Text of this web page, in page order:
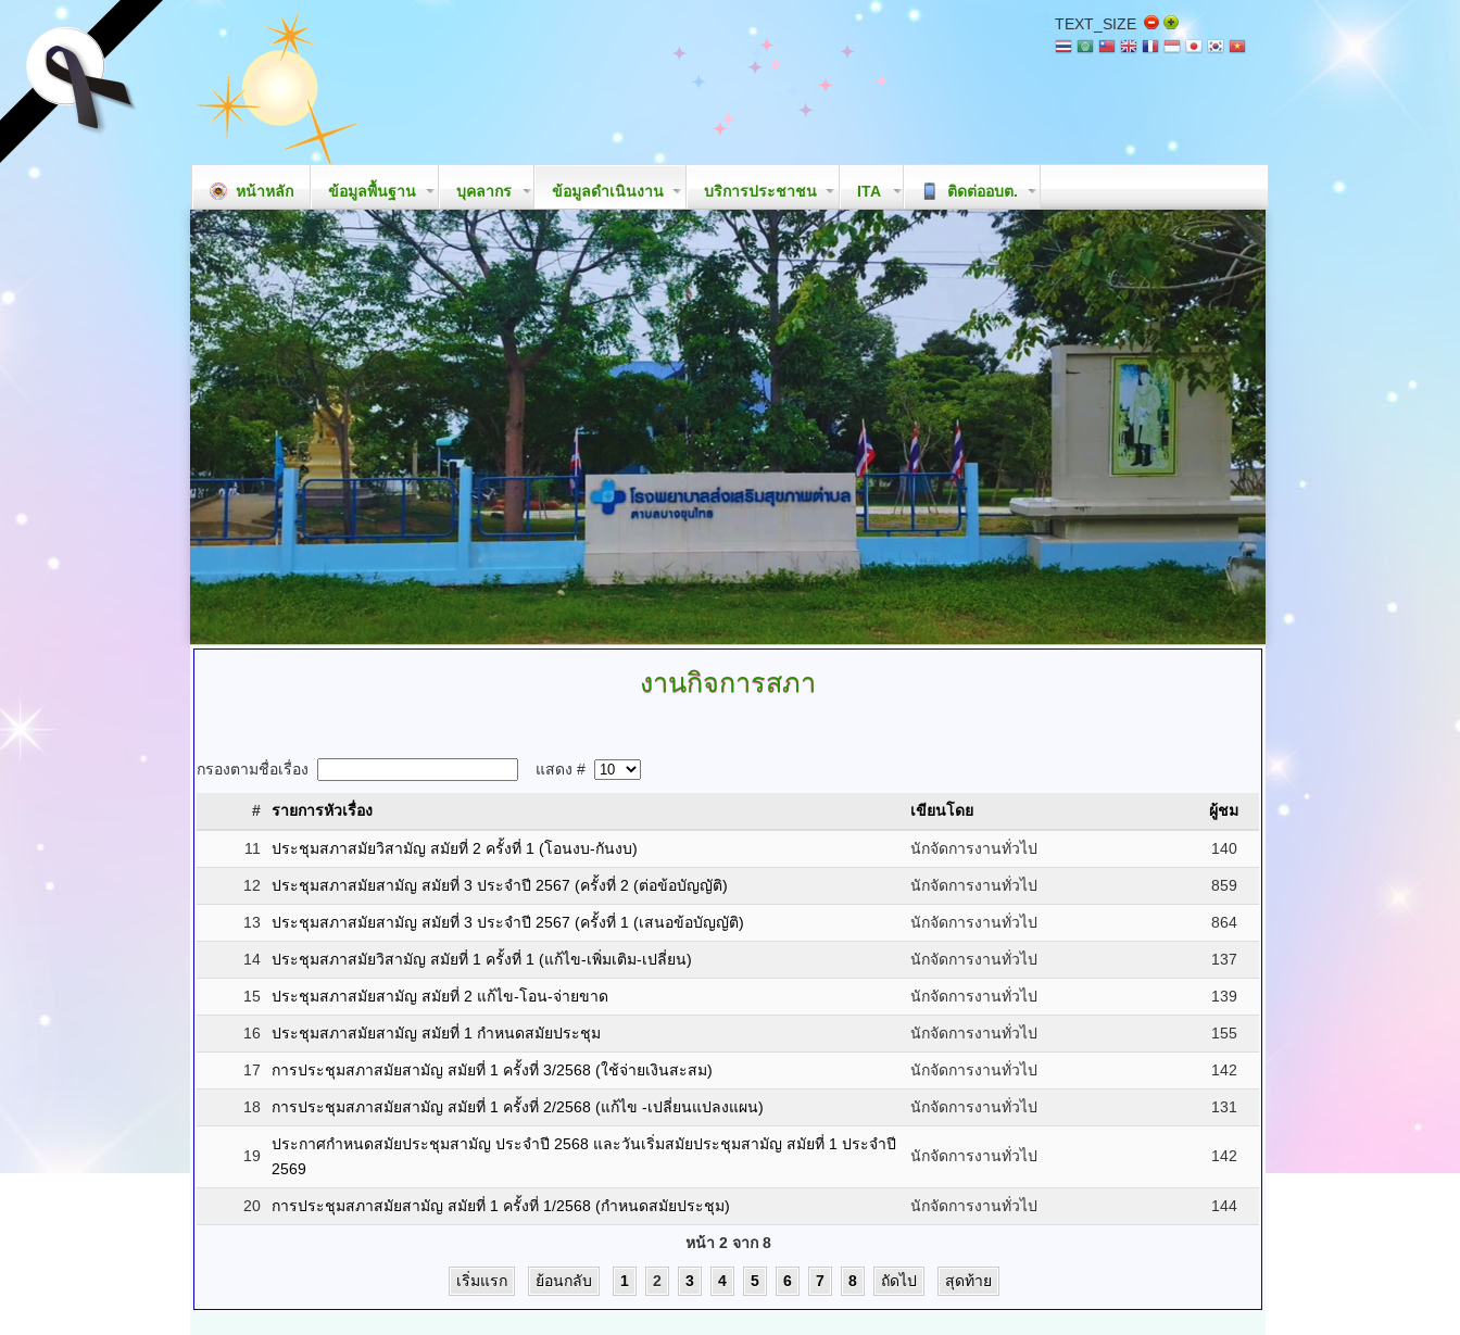
TEXT_SIZE
หน้าหลัก ข้อมูลพื้นฐาน บุคลากร ข้อมูลดำเนินงาน บริการประชาชน ITA ติดต่ออบต.
งานกิจการสภา
กรองตามชื่อเรื่อง แสดง #
# รายการหัวเรื่อง เขียนโดย ผู้ชม
11 ประชุมสภาสมัยวิสามัญ สมัยที่ 2 ครั้งที่ 1 (โอนงบ-กันงบ) นักจัดการงานทั่วไป 140
12 ประชุมสภาสมัยสามัญ สมัยที่ 3 ประจำปี 2567 (ครั้งที่ 2 (ต่อข้อบัญญัติ) นักจัดการงานทั่วไป 859
13 ประชุมสภาสมัยสามัญ สมัยที่ 3 ประจำปี 2567 (ครั้งที่ 1 (เสนอข้อบัญญัติ) นักจัดการงานทั่วไป 864
14 ประชุมสภาสมัยวิสามัญ สมัยที่ 1 ครั้งที่ 1 (แก้ไข-เพิ่มเติม-เปลี่ยน) นักจัดการงานทั่วไป 137
15 ประชุมสภาสมัยสามัญ สมัยที่ 2 แก้ไข-โอน-จ่ายขาด นักจัดการงานทั่วไป 139
16 ประชุมสภาสมัยสามัญ สมัยที่ 1 กำหนดสมัยประชุม นักจัดการงานทั่วไป 155
17 การประชุมสภาสมัยสามัญ สมัยที่ 1 ครั้งที่ 3/2568 (ใช้จ่ายเงินสะสม) นักจัดการงานทั่วไป 142
18 การประชุมสภาสมัยสามัญ สมัยที่ 1 ครั้งที่ 2/2568 (แก้ไข -เปลี่ยนแปลงแผน) นักจัดการงานทั่วไป 131
19
ประกาศกำหนดสมัยประชุมสามัญ ประจำปี 2568 และวันเริ่มสมัยประชุมสามัญ สมัยที่ 1 ประจำปี
2569
นักจัดการงานทั่วไป 142
20 การประชุมสภาสมัยสามัญ สมัยที่ 1 ครั้งที่ 1/2568 (กำหนดสมัยประชุม) นักจัดการงานทั่วไป 144
หน้า 2 จาก 8
เริ่มแรก ย้อนกลับ 1 2 3 4 5 6 7 8 ถัดไป สุดท้าย